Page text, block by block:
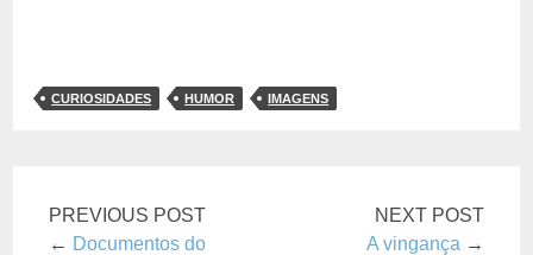
CURIOSIDADES HUMOR IMAGENS
PREVIOUS POST
← Documentos do
NEXT POST
A vingança →